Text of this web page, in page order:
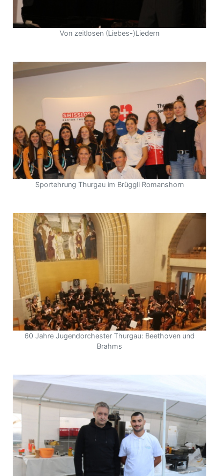
Von zeitlosen (Liebes-)Liedern
Sportehrung Thurgau im Brüggli Romanshorn
60 Jahre Jugendorchester Thurgau: Beethoven und
Brahms